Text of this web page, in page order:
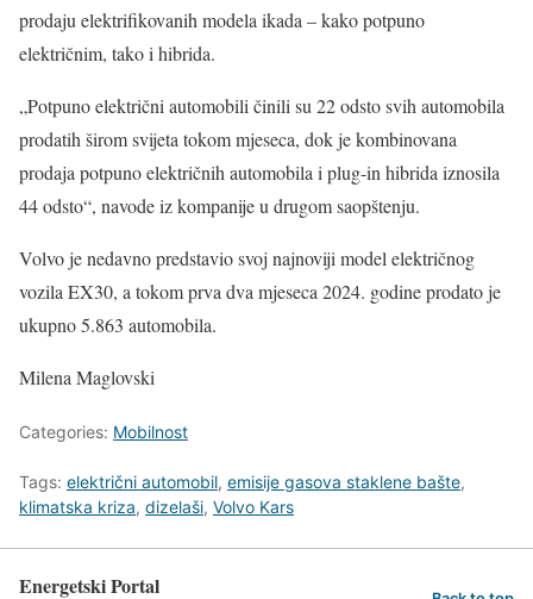
prodaju elektrifikovanih modela ikada – kako potpuno
električnim, tako i hibrida.
„Potpuno električni automobili činili su 22 odsto svih automobila
prodatih širom svijeta tokom mjeseca, dok je kombinovana
prodaja potpuno električnih automobila i plug-in hibrida iznosila
44 odsto“, navode iz kompanije u drugom saopštenju.
Volvo je nedavno predstavio svoj najnoviji model električnog
vozila EX30, a tokom prva dva mjeseca 2024. godine prodato je
ukupno 5.863 automobila.
Milena Maglovski
Categories: Mobilnost
Tags: električni automobil, emisije gasova staklene bašte,
klimatska kriza, dizelaši, Volvo Kars
Energetski Portal